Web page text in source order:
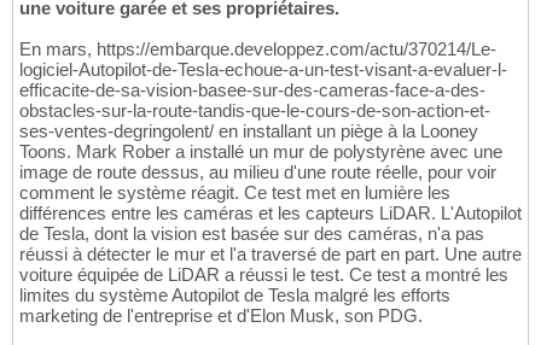
une voiture garée et ses propriétaires.
En mars, https://embarque.developpez.com/actu/370214/Le-
logiciel-Autopilot-de-Tesla-echoue-a-un-test-visant-a-evaluer-l-
efficacite-de-sa-vision-basee-sur-des-cameras-face-a-des-
obstacles-sur-la-route-tandis-que-le-cours-de-son-action-et-
ses-ventes-degringolent/ en installant un piège à la Looney
Toons. Mark Rober a installé un mur de polystyrène avec une
image de route dessus, au milieu d'une route réelle, pour voir
comment le système réagit. Ce test met en lumière les
différences entre les caméras et les capteurs LiDAR. L'Autopilot
de Tesla, dont la vision est basée sur des caméras, n'a pas
réussi à détecter le mur et l'a traversé de part en part. Une autre
voiture équipée de LiDAR a réussi le test. Ce test a montré les
limites du système Autopilot de Tesla malgré les efforts
marketing de l'entreprise et d'Elon Musk, son PDG.